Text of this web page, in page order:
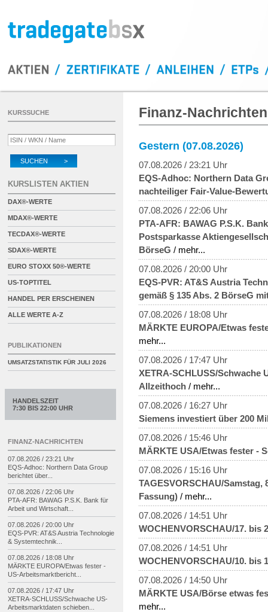
Finanz-Nachrichten
Gestern (07.08.2026)
07.08.2026 / 23:21 Uhr
EQS-Adhoc: Northern Data
nachteiliger Fair-Value-
07.08.2026 / 22:06 Uhr
PTA-AFR: BAWAG P.S.K.
Postsparkasse
BörseG / mehr...
07.08.2026 / 20:00 Uhr
EQS-PVR: AT&S Austria
gemäß § 135 Abs. 2 BörseG
07.08.2026 / 18:08 Uhr
MÄRKTE EUROPA/Etwas
mehr...
07.08.2026 / 17:47 Uhr
XETRA-SCHLUSS/Schwache
Allzeithoch / mehr...
07.08.2026 / 16:27 Uhr
Siemens investiert über 200
07.08.2026 / 15:46 Uhr
MÄRKTE USA/Etwas fester -
07.08.2026 / 15:16 Uhr
TAGESVORSCHAU/
Fassung) / mehr...
07.08.2026 / 14:51 Uhr
WOCHENVORSCHAU/17. bis
07.08.2026 / 14:51 Uhr
WOCHENVORSCHAU/10. bis
07.08.2026 / 14:50 Uhr
MÄRKTE USA/Börse etwas
mehr...
KURSSUCHE
SUCHEN >
KURSLISTEN AKTIEN
DAX®-WERTE
MDAX®-WERTE
TECDAX®-WERTE
SDAX®-WERTE
EURO STOXX 50®-WERTE
US-TOPTITEL
HANDEL PER ERSCHEINEN
ALLE WERTE A-Z
PUBLIKATIONEN
UMSATZSTATISTIK FÜR JULI 2026
HANDELSZEIT
7:30 BIS 22:00 UHR
FINANZ-NACHRICHTEN
07.08.2026 / 23:21 Uhr
EQS-Adhoc: Northern Data Group
berichtet über...
07.08.2026 / 22:06 Uhr
PTA-AFR: BAWAG P.S.K. Bank für
Arbeit und Wirtschaft...
07.08.2026 / 20:00 Uhr
EQS-PVR: AT&S Austria Technologie
& Systemtechnik...
07.08.2026 / 18:08 Uhr
MÄRKTE EUROPA/Etwas fester -
US-Arbeitsmarktbericht...
07.08.2026 / 17:47 Uhr
XETRA-SCHLUSS/Schwache US-
Arbeitsmarktdaten schieben...